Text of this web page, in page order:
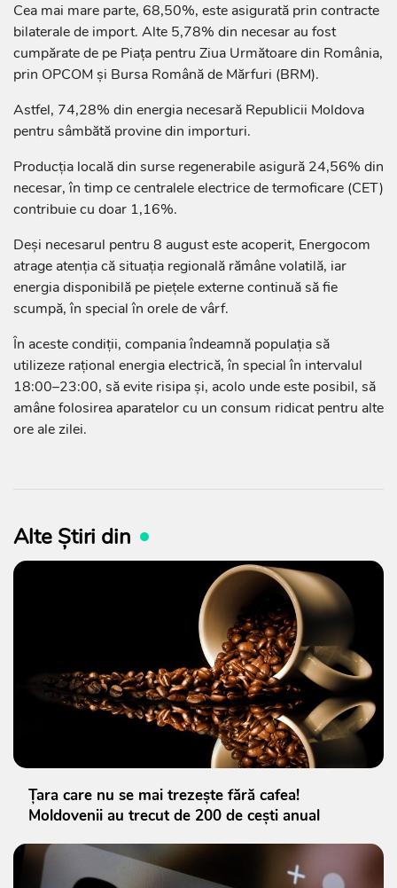
Cea mai mare parte, 68,50%, este asigurată prin contracte
bilaterale de import. Alte 5,78% din necesar au fost
cumpărate de pe Piața pentru Ziua Următoare din România,
prin OPCOM și Bursa Română de Mărfuri (BRM).
Astfel, 74,28% din energia necesară Republicii Moldova
pentru sâmbătă provine din importuri.
Producția locală din surse regenerabile asigură 24,56% din
necesar, în timp ce centralele electrice de termoficare (CET)
contribuie cu doar 1,16%.
Deși necesarul pentru 8 august este acoperit, Energocom
atrage atenția că situația regională rămâne volatilă, iar
energia disponibilă pe piețele externe continuă să fie
scumpă, în special în orele de vârf.
În aceste condiții, compania îndeamnă populația să
utilizeze rațional energia electrică, în special în intervalul
18:00–23:00, să evite risipa și, acolo unde este posibil, să
amâne folosirea aparatelor cu un consum ridicat pentru alte
ore ale zilei.
Alte Știri din
Țara care nu se mai trezește fără cafea!
Moldovenii au trecut de 200 de cești anual